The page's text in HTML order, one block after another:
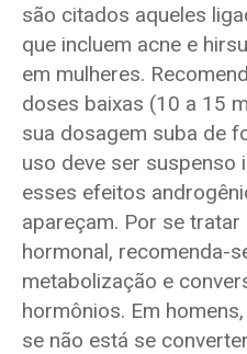
são citados aqueles
que incluem acne e
em mulheres.
doses baixas (10 a 15
sua dosagem suba de
uso deve ser suspenso
esses efeitos
apareçam. Por se
hormonal, recomenda-
metabolização e
hormônios. Em
se não está se